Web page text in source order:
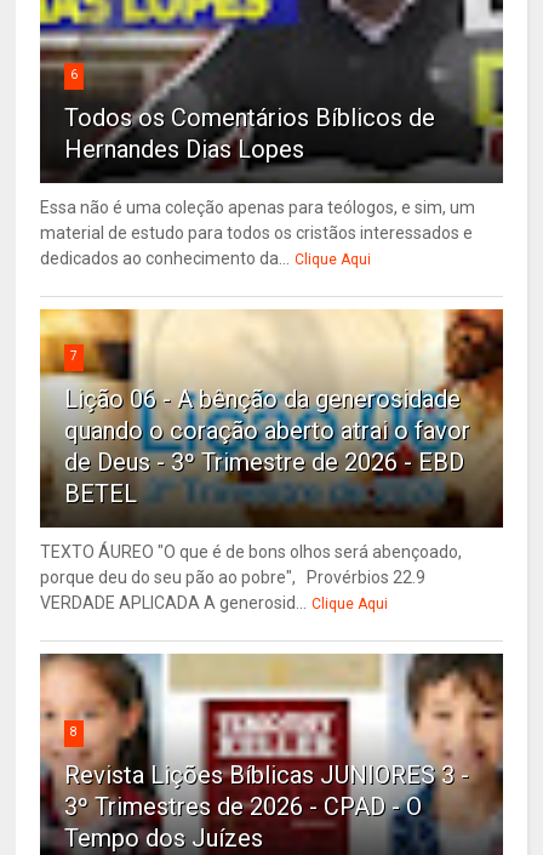
6
Todos os Comentários Bíblicos de
Hernandes Dias Lopes
Essa não é uma coleção apenas para teólogos, e sim, um
material de estudo para todos os cristãos interessados e
dedicados ao conhecimento da... Clique Aqui
7
Lição 06 - A bênção da generosidade
quando o coração aberto atrai o favor
de Deus - 3º Trimestre de 2026 - EBD
BETEL
TEXTO ÁUREO "O que é de bons olhos será abençoado,
porque deu do seu pão ao pobre", Provérbios 22.9
VERDADE APLICADA A generosid... Clique Aqui
8
Revista Lições Bíblicas JUNIORES 3 -
3º Trimestres de 2026 - CPAD - O
Tempo dos Juízes